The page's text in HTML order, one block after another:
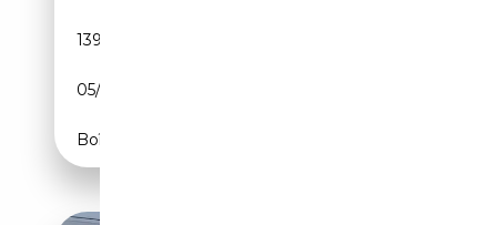
139 700 km
05/2018
Boîte automatique